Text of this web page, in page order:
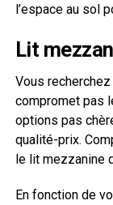
l’espace au sol
Lit
Vous
compromet pas
options pas
qualité-prix.
le lit mezzanine
En fonction de